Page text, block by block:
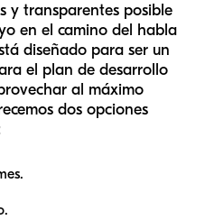
y transparentes posible
en el camino del habla
diseñado para ser un
el plan de desarrollo
al máximo
dos opciones